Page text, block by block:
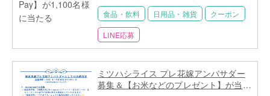
食品・飲料 日用品・雑貨 クーポン
LINE応募
ミツハシライス プレ花嫁アンバサダー
募集＆【お米などのプレゼント】が当た